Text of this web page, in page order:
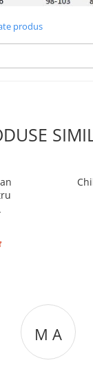
produs
M A